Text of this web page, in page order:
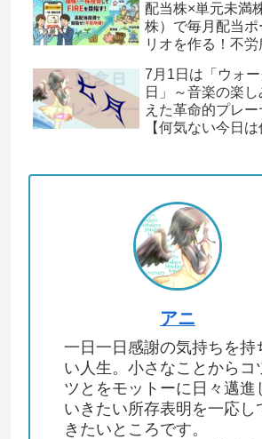
配当株×単元未満
株）で毎月配当ポ
リオを作る！不
回】
7月1日は「ウォ
日」～音楽の楽
えた革命的プレー
【何気ない今日
アニ
一日一日感謝の気持ちを持
い人生。小さなことからコ
ツとをモットーに日々邁進
いきたい所存表明を一応し
きたいところです。